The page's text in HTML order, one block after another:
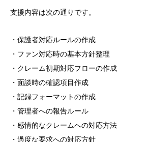
支援内容は次の通りです。
・保護者対応ルールの作成
・ファン対応時の基本方針整理
・クレーム初期対応フローの作成
・面談時の確認項目作成
・記録フォーマットの作成
・管理者への報告ルール
・感情的なクレームへの対応方法
・過度な要求への対応方針